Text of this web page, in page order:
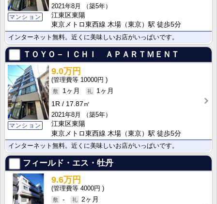
マンション
2021年8月
（築5年）
江東区東陽
東京メトロ東西線 木場（東京）駅 徒歩5分
インターネット無料。近くに美味しいお店がいっぱいです。
ＴＯＹＯ－ＩＣＨＩ ＡＰＡＲＴＭＥＮＴ
マンション
9.0万円
10000円
1ヶ月
1ヶ月
1R
17.87㎡
2021年8月
（築5年）
江東区東陽
東京メトロ東西線 木場（東京）駅 徒歩5分
インターネット無料。近くに美味しいお店がいっぱいです。
フィールド・エス・牡丹
9.6万円
4000円
-
2ヶ月